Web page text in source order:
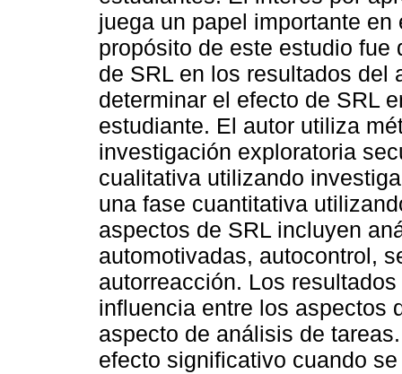
juega un papel importante
propósito de este estudio
de SRL en los resultados del
determinar el efecto de SRL
estudiante. El autor utiliza
investigación exploratoria
cualitativa utilizando
una fase cuantitativa
aspectos de SRL incluyen
automotivadas, autocontrol,
autorreacción. Los
influencia entre los aspectos
aspecto de análisis de
efecto significativo cuando